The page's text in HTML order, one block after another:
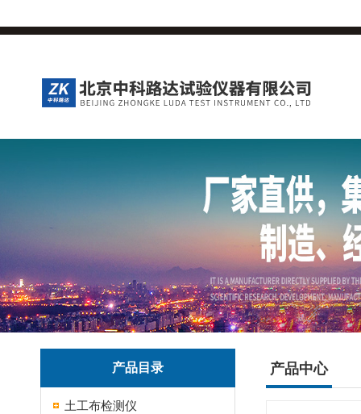
产品目录
土工布检测仪
产品中心